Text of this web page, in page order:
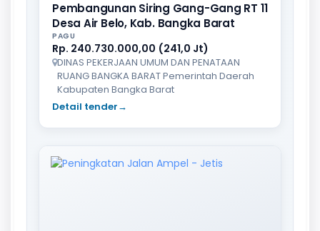
Pembangunan Siring Gang-Gang RT 11
Desa Air Belo, Kab. Bangka Barat
PAGU
Rp. 240.730.000,00 (241,0 Jt)
DINAS PEKERJAAN UMUM DAN PENATAAN
RUANG BANGKA BARAT Pemerintah Daerah
Kabupaten Bangka Barat
Detail tender→